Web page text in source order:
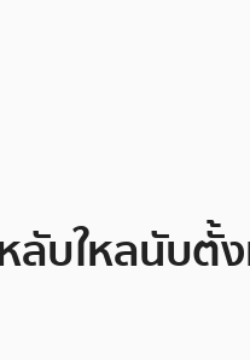
บใหลนับตั้ง